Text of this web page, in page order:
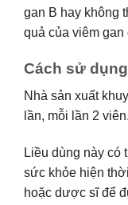
gan B hay không
quả của viêm gan
Cách sử
Nhà sản xuất
lần, mỗi lần 2 viên.
Liều dùng này có
sức khỏe hiện
hoặc dược sĩ để